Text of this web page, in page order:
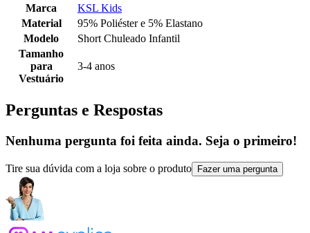
Marca
KSL Kids
Material
95% Poliéster e 5% Elastano
Modelo
Short Chuleado Infantil
Tamanho
para
Vestuário
3-4 anos
Perguntas e Respostas
Nenhuma pergunta foi feita ainda. Seja o primeiro!
Tire sua dúvida com a loja sobre o produto Fazer uma pergunta